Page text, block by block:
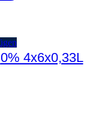
4x6x0,33L